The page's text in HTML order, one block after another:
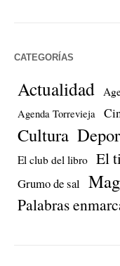
CATEGORÍAS
Actualidad
Agenda Torrevieja
Cultura
El club del libro El
Grumo de sal
Palabras